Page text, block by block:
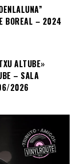
BOREAL – 2024
ALTUBE»
– SALA
2026